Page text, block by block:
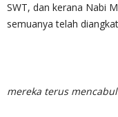
SWT, dan kerana Nabi
semuanya telah
mereka terus